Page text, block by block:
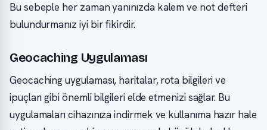
Bu sebeple her zaman yanınızda kalem ve not defteri
bulundurmanız iyi bir fikirdir.
Geocaching Uygulaması
Geocaching uygulaması, haritalar, rota bilgileri ve
ipuçları gibi önemli bilgileri elde etmenizi sağlar. Bu
uygulamaları cihazınıza indirmek ve kullanıma hazır hale